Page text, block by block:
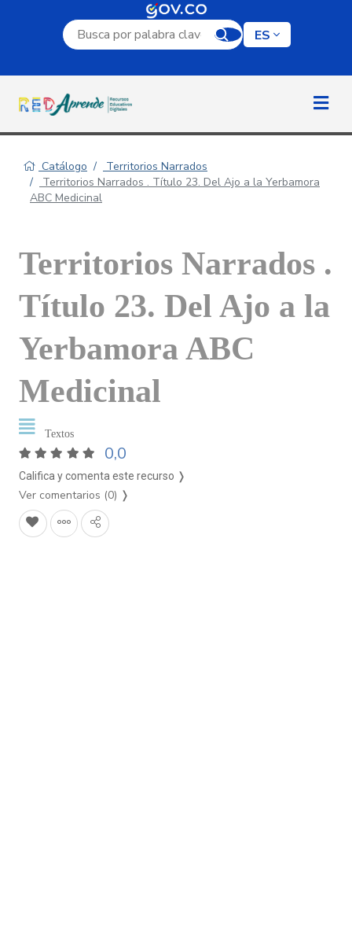
Campo de búsqueda por palabra clave
ES
Catálogo
Territorios Narrados
Territorios Narrados . Título 23. Del Ajo a la Yerbamora
ABC Medicinal
Territorios Narrados .
Título 23. Del Ajo a la
Yerbamora ABC
Medicinal
Textos
0,0
Califica y comenta este recurso ❭
Ver comentarios (0) ❭